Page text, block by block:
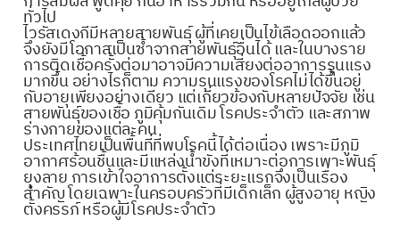
ทั่วไป
ไวรัสเดงกีมีหลายสายพันธุ์ ผู้ที่เคยเป็นไข้เลือดออกแล้ว
จึงยังมีโอกาสเป็นซ้ำจากสายพันธุ์อื่นได้ และในบางราย
การติดเชื้อครั้งต่อมาอาจมีความเสี่ยงต่ออาการรุนแรง
มากขึ้น อย่างไรก็ตาม ความรุนแรงของโรคไม่ได้ขึ้นอยู่
กับอายุเพียงอย่างเดียว แต่เกี่ยวข้องกับหลายปัจจัย เช่น
สายพันธุ์ของเชื้อ ภูมิคุ้มกันเดิม โรคประจำตัว และสภาพ
ร่างกายของแต่ละคน
ประเทศไทยเป็นพื้นที่ที่พบโรคนี้ได้ต่อเนื่อง เพราะมีภูมิ
อากาศร้อนชื้นและมีแหล่งน้ำขังที่เหมาะต่อการเพาะพันธุ์
ยุงลาย การเข้าใจอาการตั้งแต่ระยะแรกจึงเป็นเรื่อง
สำคัญ โดยเฉพาะในครอบครัวที่มีเด็กเล็ก ผู้สูงอายุ หญิง
ตั้งครรภ์ หรือผู้มีโรคประจำตัว